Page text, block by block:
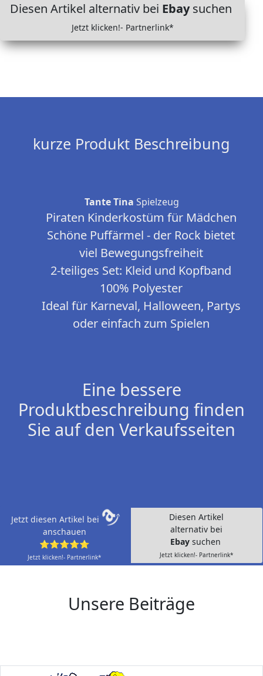
Diesen Artikel alternativ bei Ebaysuchen
Jetzt klicken!- Partnerlink*
kurze Produkt Beschreibung
Tante Tina Spielzeug
Piraten Kinderkostüm für Mädchen
Schöne Puffärmel - der Rock bietet
viel Bewegungsfreiheit
2-teiliges Set: Kleid und Kopfband
100% Polyester
Ideal für Karneval, Halloween, Partys
oder einfach zum Spielen
Eine bessere
Produktbeschreibung finden
Sie auf den Verkaufsseiten
Jetzt diesen Artikel bei
anschauen
⭐⭐⭐⭐⭐
Jetzt klicken!- Partnerlink*
Diesen Artikel
alternativ bei
Ebay suchen
Jetzt klicken!- Partnerlink*
Unsere Beiträge